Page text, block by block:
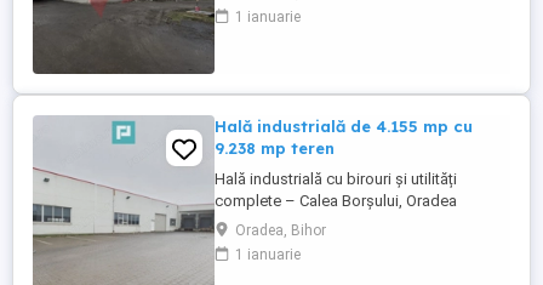
strategic în parcul industrial din Vidrasău
(Ungheni, jud. Mureș), ideală pentru
Construcție nouă ...
1 ianuarie
Hală industrială de 4.155 mp cu
9.238 mp teren
Hală industrială cu birouri și utilități
complete – Calea Borșului, Oradea
Proprietatea este situată într-o zonă
industrială consacrată – Calea Borșului,
cu acces rapid către șosele principale și
Oradea, Bihor
1 ianuarie